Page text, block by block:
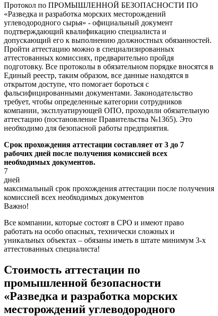
Протокол по ПРОМЫШЛЕННОЙ БЕЗОПАСНОСТИ ПО
«Разведка и разработка морских месторождений
углеводородного сырья» - официальный документ
подтверждающий квалификацию специалиста и
допускающий его к выполнению должностных обязанностей.
Пройти аттестацию можно в специализированных
аттестованных комиссиях, предварительно пройдя
подготовку. Все протоколы в обязательном порядке вносятся в
Единый реестр, таким образом, все данные находятся в
открытом доступе, что помогает бороться с
фальсифицированными документами. Законодательство
требует, чтобы определенные категории сотрудников
компании, эксплуатирующей ОПО, проходили обязательную
аттестацию (постановление Правительства №1365). Это
необходимо для безопасной работы предприятия.
Срок прохождения аттестации составляет от 3 до 7
рабочих дней после получения комиссией всех
необходимых документов.
7
дней
максимальный срок прохождения аттестации после получения
комиссией всех необходимых документов
Важно!
Все компании, которые состоят в СРО и имеют право
работать на особо опасных, технически сложных и
уникальных объектах – обязаны иметь в штате минимум 3-х
аттестованных специалиста!
Стоимость аттестации по
промышленной безопасности
«Разведка и разработка морских
месторождений углеводородного